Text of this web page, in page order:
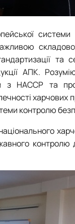
та
АПК.
з НАССР та
харчових
контролю